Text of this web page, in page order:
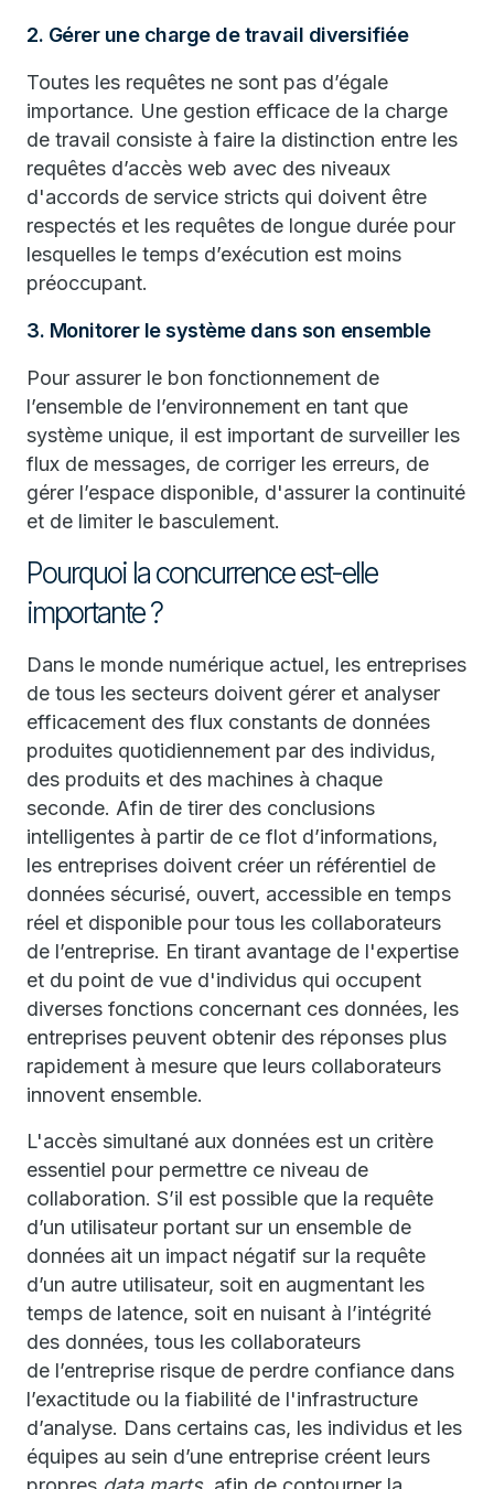
2. Gérer une charge de travail diversifiée
Toutes les requêtes ne sont pas d’égale
importance. Une gestion efficace de la charge
de travail consiste à faire la distinction entre les
requêtes d’accès web avec des niveaux
d'accords de service stricts qui doivent être
respectés et les requêtes de longue durée pour
lesquelles le temps d’exécution est moins
préoccupant.
3. Monitorer le système dans son ensemble
Pour assurer le bon fonctionnement de
l’ensemble de l’environnement en tant que
système unique, il est important de surveiller les
flux de messages, de corriger les erreurs, de
gérer l’espace disponible, d'assurer la continuité
et de limiter le basculement.
Pourquoi la concurrence est-elle
importante ?
Dans le monde numérique actuel, les entreprises
de tous les secteurs doivent gérer et analyser
efficacement des flux constants de données
produites quotidiennement par des individus,
des produits et des machines à chaque
seconde. Afin de tirer des conclusions
intelligentes à partir de ce flot d’informations,
les entreprises doivent créer un référentiel de
données sécurisé, ouvert, accessible en temps
réel et disponible pour tous les collaborateurs
de l’entreprise. En tirant avantage de l'expertise
et du point de vue d'individus qui occupent
diverses fonctions concernant ces données, les
entreprises peuvent obtenir des réponses plus
rapidement à mesure que leurs collaborateurs
innovent ensemble.
L'accès simultané aux données est un critère
essentiel pour permettre ce niveau de
collaboration. S’il est possible que la requête
d’un utilisateur portant sur un ensemble de
données ait un impact négatif sur la requête
d’un autre utilisateur, soit en augmentant les
temps de latence, soit en nuisant à l’intégrité
des données, tous les collaborateurs
de l’entreprise risque de perdre confiance dans
l’exactitude ou la fiabilité de l'infrastructure
d’analyse. Dans certains cas, les individus et les
équipes au sein d’une entreprise créent leurs